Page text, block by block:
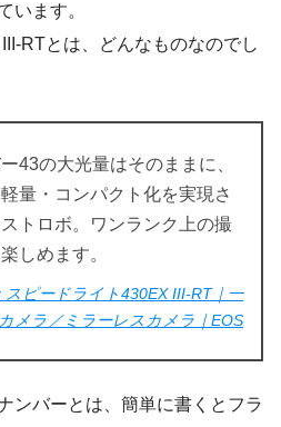
います。
RTとは、どんなものなのでし
43の大光量はそのままに、
量・コンパクト化を実現さ
トロボ。ワンランク上の撮
しめます。
スピードライト430EX III-RT｜一
メラ／ミラーレスカメラ｜EOS
ンバーとは、簡単に書くとフラ